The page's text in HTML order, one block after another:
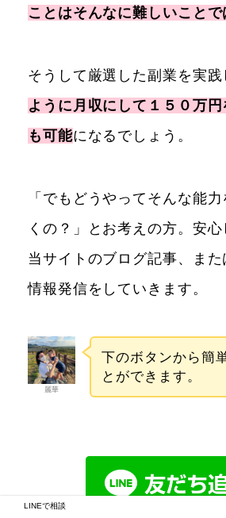
ことはそんなに難しいことで
そうして厳選した副業を実
ように月収にして１５０万
も可能になるでしょう。
「でもどうやってそんな能
くの？」とお考えの方。安心
当サイトのブログ記事、ま
情報発信をしていきます。
麗華
下のボタンから簡
とができます。
LINEで相談